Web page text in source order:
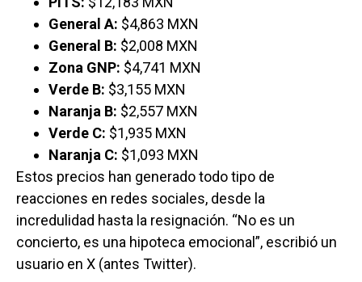
General A: $4,863 MXN
General B: $2,008 MXN
Zona GNP: $4,741 MXN
Verde B: $3,155 MXN
Naranja B: $2,557 MXN
Verde C: $1,935 MXN
Naranja C: $1,093 MXN
Estos precios han generado todo tipo de
reacciones en redes sociales, desde la
incredulidad hasta la resignación. “No es un
concierto, es una hipoteca emocional”, escribió un
usuario en X (antes Twitter).